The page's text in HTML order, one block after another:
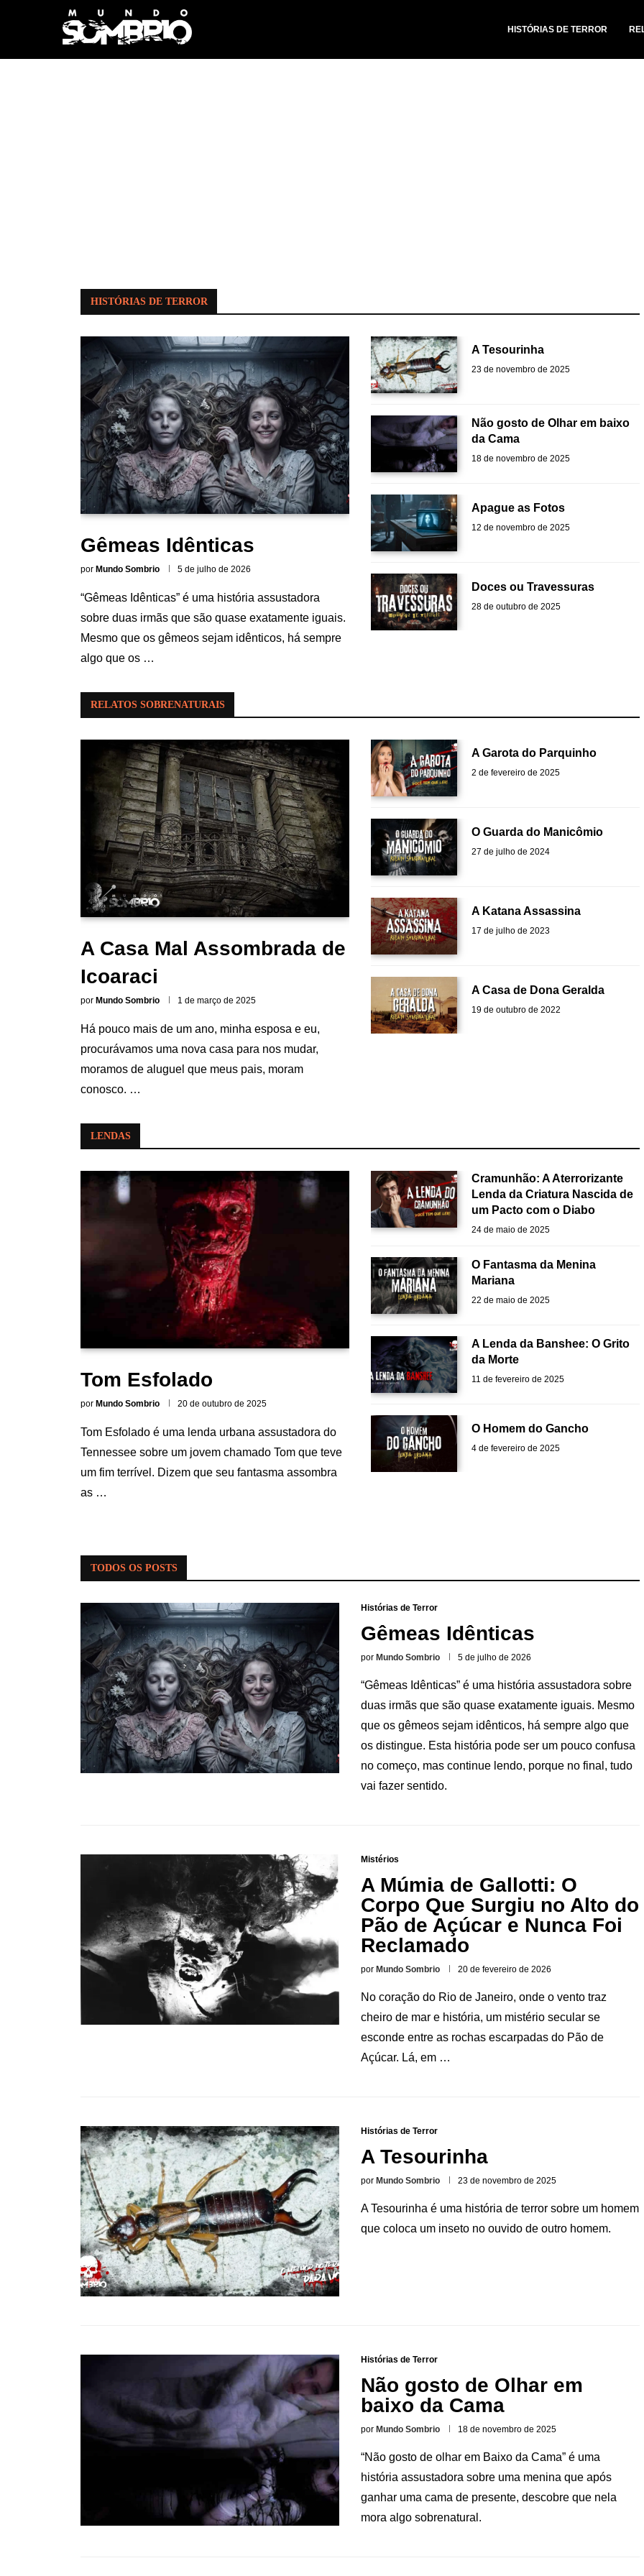
HISTÓRIAS DE TERROR
HISTÓRIAS DE TERROR
Gêmeas Idênticas
por Mundo Sombrio 5 de julho de 2026
“Gêmeas Idênticas” é uma história assustadora
sobre duas irmãs que são quase exatamente iguais.
Mesmo que os gêmeos sejam idênticos, há sempre
algo que os …
A Tesourinha
23 de novembro de 2025
Não gosto de Olhar em baixo
da Cama
18 de novembro de 2025
Apague as Fotos
12 de novembro de 2025
Doces ou Travessuras
28 de outubro de 2025
RELATOS SOBRENATURAIS
A Casa Mal Assombrada de
Icoaraci
por Mundo Sombrio 1 de março de 2025
Há pouco mais de um ano, minha esposa e eu,
procurávamos uma nova casa para nos mudar,
moramos de aluguel que meus pais, moram
conosco. …
A Garota do Parquinho
2 de fevereiro de 2025
O Guarda do Manicômio
27 de julho de 2024
A Katana Assassina
17 de julho de 2023
A Casa de Dona Geralda
19 de outubro de 2022
LENDAS
Tom Esfolado
por Mundo Sombrio 20 de outubro de 2025
Tom Esfolado é uma lenda urbana assustadora do
Tennessee sobre um jovem chamado Tom que teve
um fim terrível. Dizem que seu fantasma assombra
as …
Cramunhão: A Aterrorizante
Lenda da Criatura Nascida de
um Pacto com o Diabo
24 de maio de 2025
O Fantasma da Menina
Mariana
22 de maio de 2025
A Lenda da Banshee: O Grito
da Morte
11 de fevereiro de 2025
O Homem do Gancho
4 de fevereiro de 2025
TODOS OS POSTS
Histórias de Terror
Gêmeas Idênticas
por Mundo Sombrio 5 de julho de 2026
“Gêmeas Idênticas” é uma história assustadora sobre
duas irmãs que são quase exatamente iguais. Mesmo
que os gêmeos sejam idênticos, há sempre algo que
os distingue. Esta história pode ser um pouco confusa
no começo, mas continue lendo, porque no final, tudo
vai fazer sentido.
Mistérios
A Múmia de Gallotti: O
Corpo Que Surgiu no Alto do
Pão de Açúcar e Nunca Foi
Reclamado
por Mundo Sombrio 20 de fevereiro de 2026
No coração do Rio de Janeiro, onde o vento traz
cheiro de mar e história, um mistério secular se
esconde entre as rochas escarpadas do Pão de
Açúcar. Lá, em …
Histórias de Terror
A Tesourinha
por Mundo Sombrio 23 de novembro de 2025
A Tesourinha é uma história de terror sobre um homem
que coloca um inseto no ouvido de outro homem.
Histórias de Terror
Não gosto de Olhar em
baixo da Cama
por Mundo Sombrio 18 de novembro de 2025
“Não gosto de olhar em Baixo da Cama” é uma
história assustadora sobre uma menina que após
ganhar uma cama de presente, descobre que nela
mora algo sobrenatural.